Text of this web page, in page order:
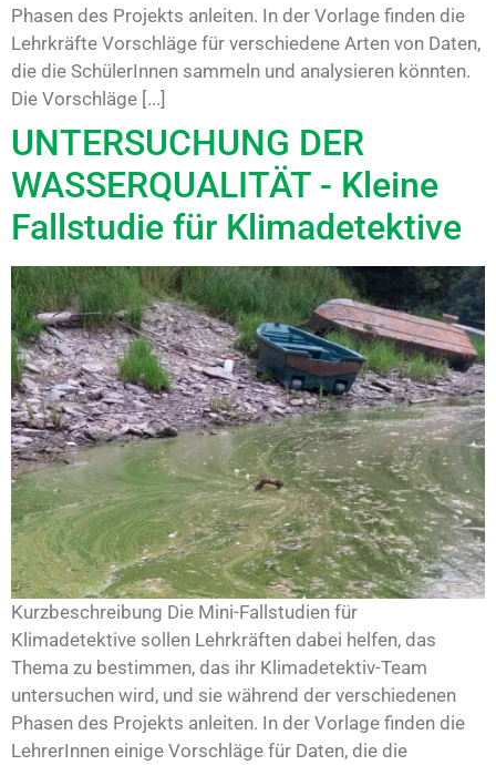
Phasen des Projekts anleiten. In der Vorlage finden die
Lehrkräfte Vorschläge für verschiedene Arten von Daten,
die die SchülerInnen sammeln und analysieren könnten.
Die Vorschläge [...]
UNTERSUCHUNG DER
WASSERQUALITÄT - Kleine
Fallstudie für Klimadetektive
Kurzbeschreibung Die Mini-Fallstudien für
Klimadetektive sollen Lehrkräften dabei helfen, das
Thema zu bestimmen, das ihr Klimadetektiv-Team
untersuchen wird, und sie während der verschiedenen
Phasen des Projekts anleiten. In der Vorlage finden die
LehrerInnen einige Vorschläge für Daten, die die